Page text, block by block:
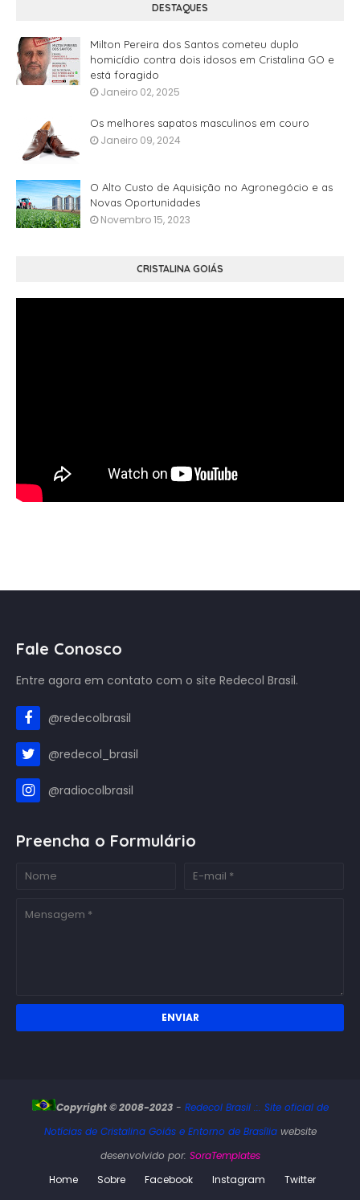
DESTAQUES
Milton Pereira dos Santos cometeu duplo
homicídio contra dois idosos em Cristalina GO e
está foragido
Janeiro 02, 2025
Os melhores sapatos masculinos em couro
Janeiro 09, 2024
O Alto Custo de Aquisição no Agronegócio e as
Novas Oportunidades
Novembro 15, 2023
CRISTALINA GOIÁS
Fale Conosco
Entre agora em contato com o site Redecol Brasil.
@redecolbrasil
@redecol_brasil
@radiocolbrasil
Preencha o Formulário
Copyright © 2008-2023- Redecol Brasil .:. Site oficial de
Notícias de Cristalina Goiás e Entorno de Brasíliawebsite
desenvolvido por: SoraTemplates
Home
Sobre Facebook Instagram
Twitter